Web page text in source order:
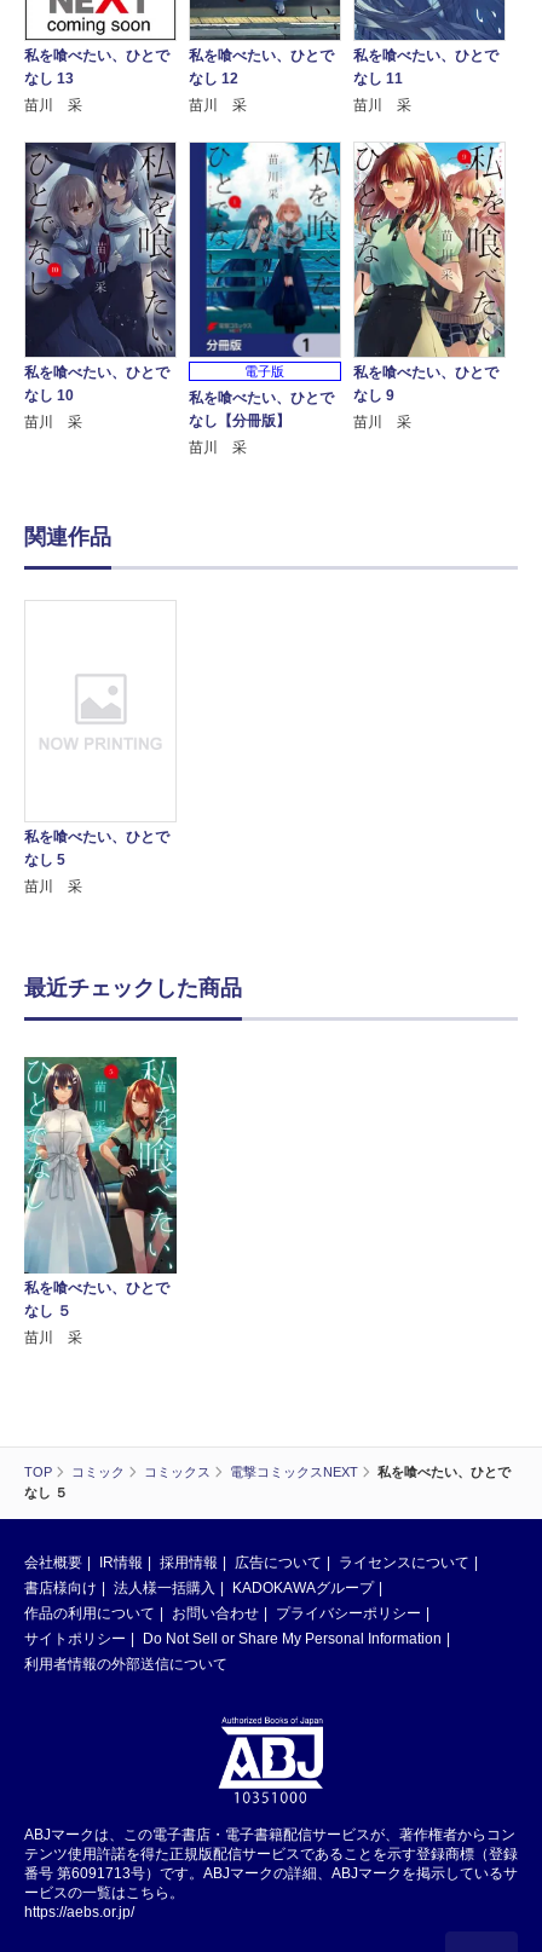
TOP コミック コミックス 電撃コミックスNEXT
私を喰べたい、ひとで
なし ５
私を喰べたい、ひとで
なし 13
苗川 采
私を喰べたい、ひとで
なし 12
苗川 采
私を喰べたい、ひとで
なし 11
苗川 采
私を喰べたい、ひとで
なし 10
苗川 采
電子版
私を喰べたい、ひとで
なし【分冊版】
苗川 采
私を喰べたい、ひとで
なし 9
苗川 采
関連作品
私を喰べたい、ひとで
なし 5
苗川 采
最近チェックした商品
私を喰べたい、ひとで
なし ５
苗川 采
会社概要 IR情報 採用情報 広告について
ライセンスについて
書店様向け
法人様一括購入
KADOKAWAグループ
作品の利用について
お問い合わせ
プライバシーポリシー
サイトポリシー
Do Not Sell or Share My Personal Information
利用者情報の外部送信について
ABJマークは、この電子書店・電子書籍配信サービスが、著作権者からコン
テンツ使用許諾を得た正規版配信サービスであることを示す登録商標（登録
番号 第6091713号）です。ABJマークの詳細、ABJマークを掲示しているサ
ービスの一覧はこちら。
https://aebs.or.jp/